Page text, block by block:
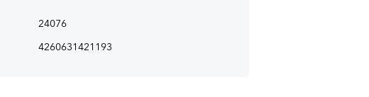
24076
4260631421193